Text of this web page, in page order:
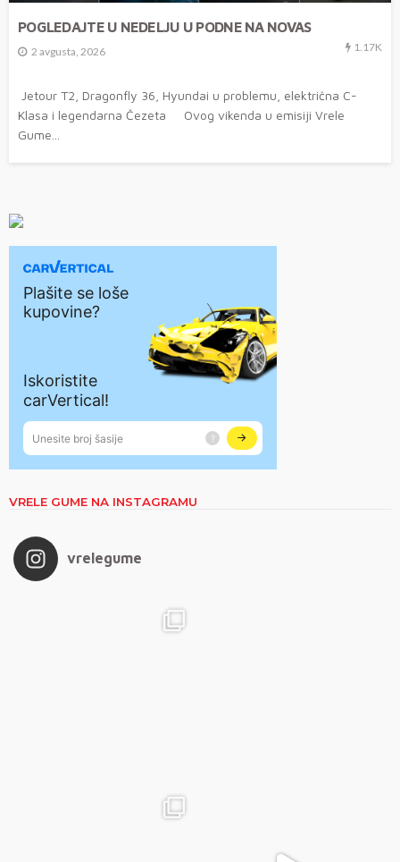
POGLEDAJTE U NEDELJU U PODNE NA NOVAS
2 avgusta, 2026 1.17K
Jetour T2, Dragonfly 36, Hyundai u problemu, električna C-
Klasa i legendarna Čezeta Ovog vikenda u emisiji Vrele
Gume...
VRELE GUME NA INSTAGRAMU
vrelegume